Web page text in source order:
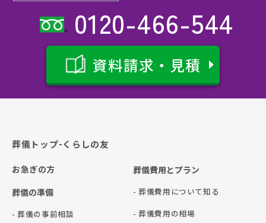
0120-466-544
資料請求・見積
葬儀トップ-くらしの友
お急ぎの方
葬儀の準備
- 葬儀の事前相談
葬儀費用とプラン
- 葬儀費用について知る
- 葬儀費用の相場